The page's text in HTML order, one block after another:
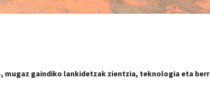
mugaz gaindiko lankidetzak zientzia, teknologia eta